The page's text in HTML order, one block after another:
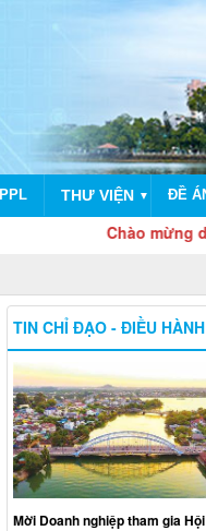
THƯ VIỆN ▼ ĐỀ
Chào mừng dịp kỷ
TIN CHỈ ĐẠO - ĐIỀU HÀNH
Mời Doanh nghiệp tham gia